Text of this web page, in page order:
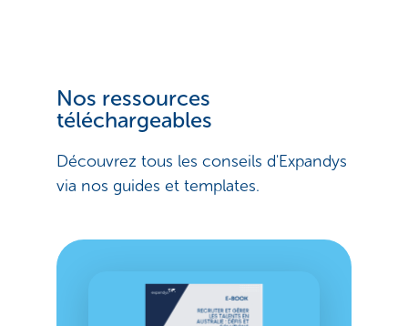
Nos ressources
téléchargeables
Découvrez tous les conseils d'Expandys
via nos guides et templates.